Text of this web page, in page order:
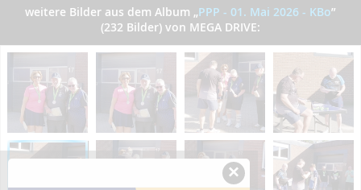
weitere Bilder aus dem Album „PPP - 01. Mai 2026 - KBo”
(232 Bilder) von MEGA DRIVE:
×